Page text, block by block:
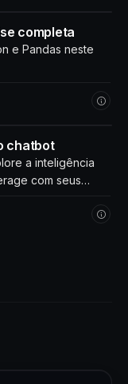
completa
e Pandas neste
chatbot
a inteligência
com seus